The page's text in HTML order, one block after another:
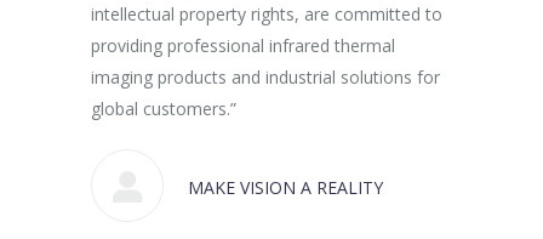
intellectual property rights, are committed to
providing professional infrared thermal
imaging products and industrial solutions for
global customers.”
MAKE VISION A REALITY